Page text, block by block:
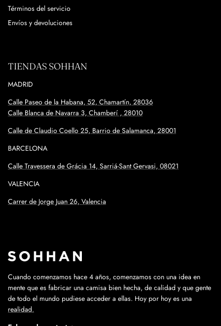
Términos del servicio
Envíos y devoluciones
TIENDAS SOHHAN
MADRID
Calle Paseo de la Habana, 52, Chamartín, 28036
Calle Blanca de Navarra 3, Chamberí , 28010
Calle de Claudio Coello 25, Barrio de Salamanca, 28001
BARCELONA
Calle Travessera de Grácia 14, Sarriá-Sant Gervasi, 08021
VALENCIA
Carrer de Jorge Juan 26, Valencia
Cuando comenzamos hace 4 años, comenzamos con una idea en
mente que es fabricar una camisa bien hecha, de calidad y que gente
de todo el mundo pudiese acceder a ellas. Hoy por hoy es una
realidad.